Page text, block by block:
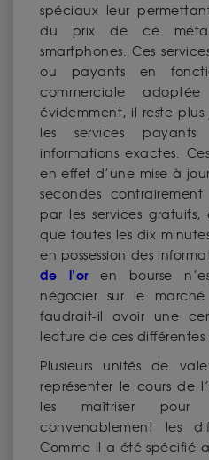
spéciaux leur
du prix de ce
smartphones. Ces
ou payants en
commerciale
évidemment, il reste
les services
informations exactes.
en effet d’une mise à
secondes
par les services
que toutes les dix
en possession des
de l’oren bourse
négocier sur le
faudrait-il avoir une
lecture de ces différentes
Plusieurs unités de
représenter le cours de
les maîtriser pour
convenablement les
Comme il a été spécifié